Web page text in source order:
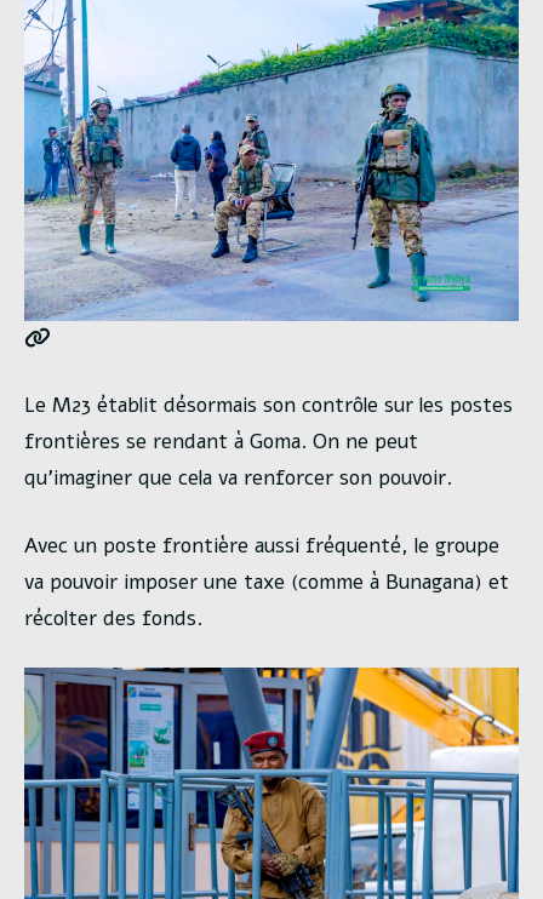
Le M23 établit désormais son contrôle sur les postes
frontières se rendant à Goma. On ne peut
qu’imaginer que cela va renforcer son pouvoir.
Avec un poste frontière aussi fréquenté, le groupe
va pouvoir imposer une taxe (comme à Bunagana) et
récolter des fonds.